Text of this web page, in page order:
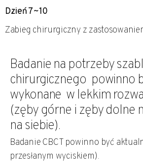
Dzień 7~10
Zabieg chirurgiczny z
Badanie na potrzeby
chirurgicznego powinno
wykonane w lekkim
(zęby górne i zęby dolne
na siebie).
Badanie CBCT powinno być
przesłanym wyciskiem).